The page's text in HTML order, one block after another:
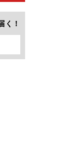
く！